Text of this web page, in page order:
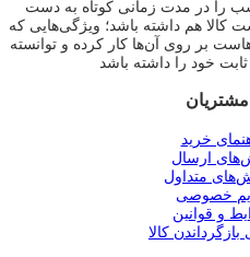
را در مدت زمانی کوتاه به دست
کالا هم داشته باشد؛ ویژگی‌هایی که
بر روی آن‌ها کار کرده و توانسته
خود را داشته باشد
خرید
ارسال
متداول
خصوصی
و قوانین
بازگرداندن کالا